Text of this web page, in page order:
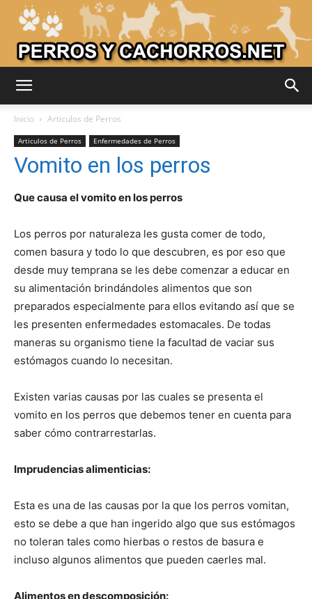
Perros
Razas
de
Perros
Inicio Articulos de Perros
Articulos de Perros Enfermedades de Perros
Vomito en los perros
Que causa el vomito en los perros
Los perros por naturaleza les gusta comer de todo,
comen basura y todo lo que descubren, es por eso que
desde muy temprana se les debe comenzar a educar en
su alimentación brindándoles alimentos que son
preparados especialmente para ellos evitando así que se
les presenten enfermedades estomacales. De todas
maneras su organismo tiene la facultad de vaciar sus
estómagos cuando lo necesitan.
Existen varias causas por las cuales se presenta el
vomito en los perros que debemos tener en cuenta para
saber cómo contrarrestarlas.
Imprudencias alimenticias:
Esta es una de las causas por la que los perros vomitan,
esto se debe a que han ingerido algo que sus estómagos
no toleran tales como hierbas o restos de basura e
incluso algunos alimentos que pueden caerles mal.
Alimentos en descomposición: